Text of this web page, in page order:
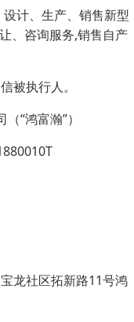
计、生产、销售新型
、咨询服务,销售自产
被执行人。
“鸿富瀚”）
龙社区拓新路11号鸿